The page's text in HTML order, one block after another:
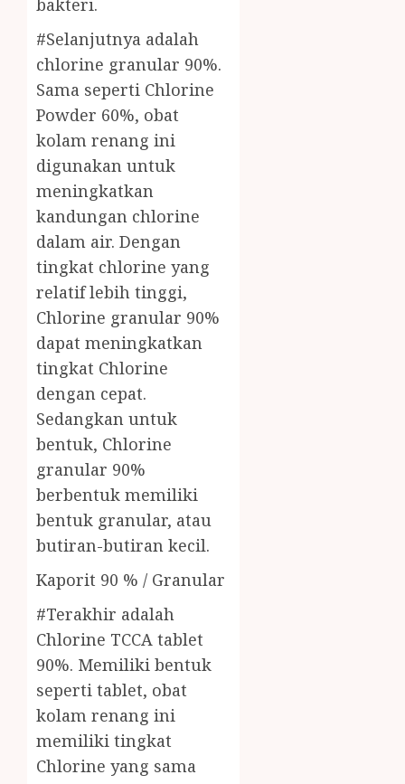
bakteri.
#Selanjutnya adalah
chlorine granular 90%.
Sama seperti Chlorine
Powder 60%, obat
kolam renang ini
digunakan untuk
meningkatkan
kandungan chlorine
dalam air. Dengan
tingkat chlorine yang
relatif lebih tinggi,
Chlorine granular 90%
dapat meningkatkan
tingkat Chlorine
dengan cepat.
Sedangkan untuk
bentuk, Chlorine
granular 90%
berbentuk memiliki
bentuk granular, atau
butiran-butiran kecil.
Kaporit 90 % / Granular
#Terakhir adalah
Chlorine TCCA tablet
90%. Memiliki bentuk
seperti tablet, obat
kolam renang ini
memiliki tingkat
Chlorine yang sama